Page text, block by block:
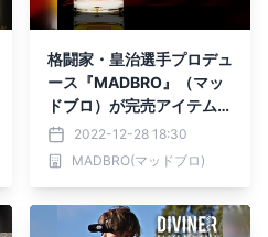
格闘家・皇治選手プロデュ
ース『MADBRO』（マッ
ドブロ）が完売アイテムの
香水を新パッケージで12
月30日より再販。
2022-12-28 18:30
MADBRO(マッドブロ)